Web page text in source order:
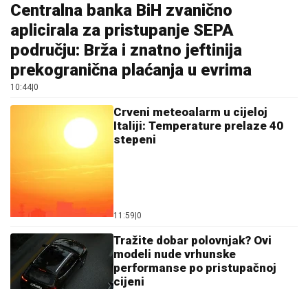
Centralna banka BiH zvanično
aplicirala za pristupanje SEPA
području: Brža i znatno jeftinija
prekogranična plaćanja u evrima
10:44 0
Crveni meteoalarm u cijeloj
Italiji: Temperature prelaze 40
stepeni
11:59 0
Tražite dobar polovnjak? Ovi
modeli nude vrhunske
performanse po pristupačnoj
cijeni